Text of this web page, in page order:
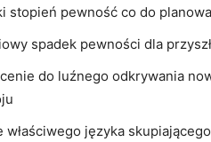
stopień pewność co do
spadek pewności dla
do luźnego odkrywania
właściwego języka